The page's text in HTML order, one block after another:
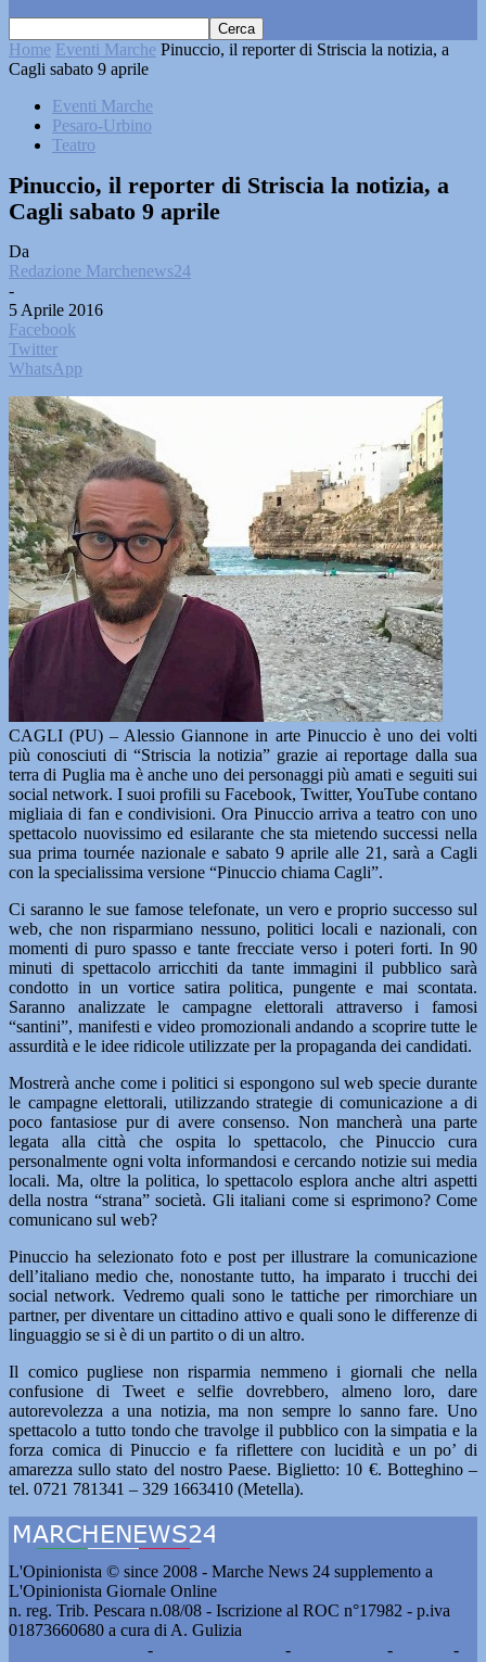
Home Eventi Marche Pinuccio, il reporter di Striscia la notizia, a
Cagli sabato 9 aprile
Eventi Marche
Pesaro-Urbino
Teatro
Pinuccio, il reporter di Striscia la notizia, a
Cagli sabato 9 aprile
Da
Redazione Marchenews24
-
5 Aprile 2016
Facebook
Twitter
WhatsApp
CAGLI (PU) – Alessio Giannone in arte Pinuccio è uno dei volti
più conosciuti di “Striscia la notizia” grazie ai reportage dalla sua
terra di Puglia ma è anche uno dei personaggi più amati e seguiti sui
social network. I suoi profili su Facebook, Twitter, YouTube contano
migliaia di fan e condivisioni. Ora Pinuccio arriva a teatro con uno
spettacolo nuovissimo ed esilarante che sta mietendo successi nella
sua prima tournée nazionale e sabato 9 aprile alle 21, sarà a Cagli
con la specialissima versione “Pinuccio chiama Cagli”.
Ci saranno le sue famose telefonate, un vero e proprio successo sul
web, che non risparmiano nessuno, politici locali e nazionali, con
momenti di puro spasso e tante frecciate verso i poteri forti. In 90
minuti di spettacolo arricchiti da tante immagini il pubblico sarà
condotto in un vortice satira politica, pungente e mai scontata.
Saranno analizzate le campagne elettorali attraverso i famosi
“santini”, manifesti e video promozionali andando a scoprire tutte le
assurdità e le idee ridicole utilizzate per la propaganda dei candidati.
Mostrerà anche come i politici si espongono sul web specie durante
le campagne elettorali, utilizzando strategie di comunicazione a di
poco fantasiose pur di avere consenso. Non mancherà una parte
legata alla città che ospita lo spettacolo, che Pinuccio cura
personalmente ogni volta informandosi e cercando notizie sui media
locali. Ma, oltre la politica, lo spettacolo esplora anche altri aspetti
della nostra “strana” società. Gli italiani come si esprimono? Come
comunicano sul web?
Pinuccio ha selezionato foto e post per illustrare la comunicazione
dell’italiano medio che, nonostante tutto, ha imparato i trucchi dei
social network. Vedremo quali sono le tattiche per rimorchiare un
partner, per diventare un cittadino attivo e quali sono le differenze di
linguaggio se si è di un partito o di un altro.
Il comico pugliese non risparmia nemmeno i giornali che nella
confusione di Tweet e selfie dovrebbero, almeno loro, dare
autorevolezza a una notizia, ma non sempre lo sanno fare. Uno
spettacolo a tutto tondo che travolge il pubblico con la simpatia e la
forza comica di Pinuccio e fa riflettere con lucidità e un po’ di
amarezza sullo stato del nostro Paese. Biglietto: 10 €. Botteghino –
tel. 0721 781341 – 329 1663410 (Metella).
L'Opinionista © since 2008 - Marche News 24 supplemento a
L'Opinionista Giornale Online
n. reg. Trib. Pescara n.08/08 - Iscrizione al ROC n°17982 - p.iva
01873660680 a cura di A. Gulizia
- - -
-